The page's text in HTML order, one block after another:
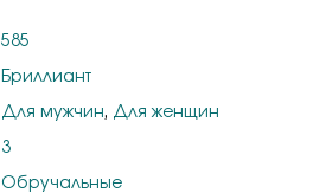
585
Бриллиант
Для мужчин, Для женщин
3
Обручальные